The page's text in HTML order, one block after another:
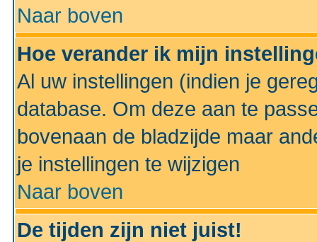
Naar boven
Hoe verander ik mijn
Al uw instellingen (indien je
database. Om deze aan te
bovenaan de bladzijde maar
je instellingen te wijzigen
Naar boven
De tijden zijn niet juist!